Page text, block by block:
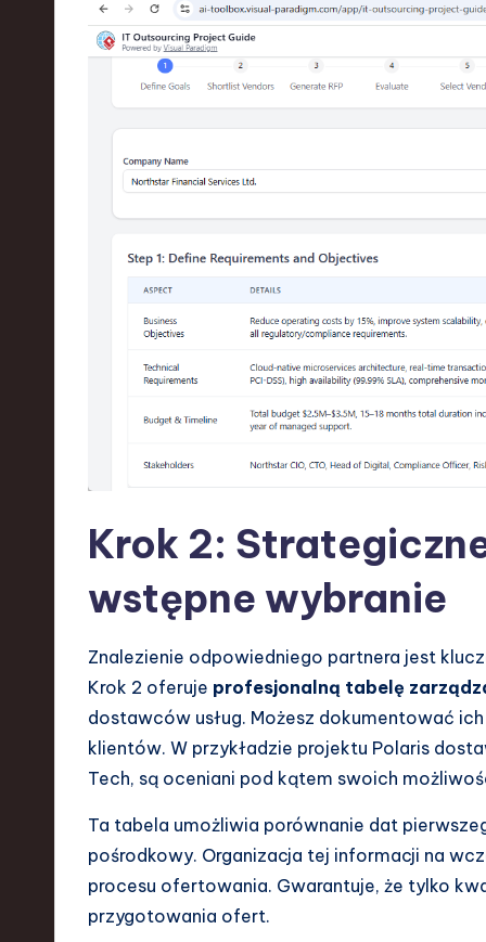
Krok 2:
wstępne wybranie
Znalezienie odpowiedniego partnera jest
Krok 2 oferuje profesjonalną tabelę
dostawców usług. Możesz dokumentować
klientów. W przykładzie projektu Polaris
Tech, są oceniani pod kątem swoich
Ta tabela umożliwia porównanie dat
pośrodkowy. Organizacja tej informacji na
procesu ofertowania. Gwarantuje, że tylko
przygotowania ofert.